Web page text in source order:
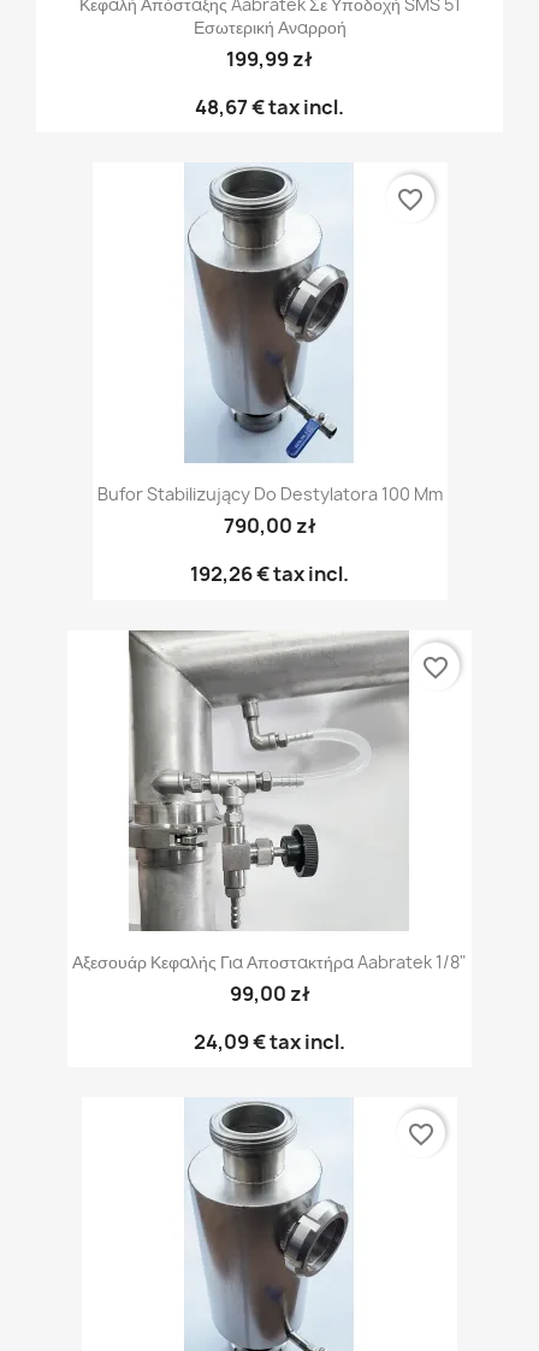
Εσωτερική Αναρροή
199,99 zł
48,67 €tax incl.
Bufor Stabilizujący Do Destylatora 100 Mm
790,00 zł
192,26 €tax incl.
favorite_border
Αξεσουάρ Κεφαλής Για Αποστακτήρα Aabratek 1/8"
99,00 zł
24,09 €tax incl.
favorite_border
favorite_border